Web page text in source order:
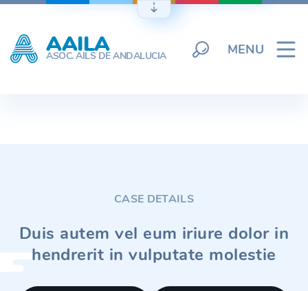
Skip
content
AAILA
ASOC. AILS DE ANDALUCIA MENU
CASE DETAILS
Duis autem vel eum iriure dolor in
hendrerit in vulputate molestie